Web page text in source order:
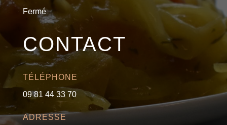
Fermé
CONTACT
TÉLÉPHONE
09 81 44 33 70
ADRESSE